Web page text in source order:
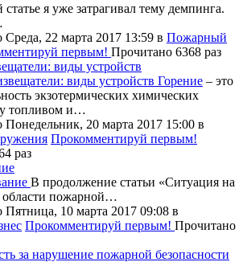
я уже затрагивал тему демпинга.
22 марта 2017 13:59 в Пожарный
первым! Прочитано 6368 раз
виды устройств
Горение – это
экзотермических химических
топливом и…
20 марта 2017 15:00 в
Прокомментируй первым!
раз
В продолжение статьи «Ситуация на
области пожарной…
10 марта 2017 09:08 в
Прокомментируй первым! Прочитано
за нарушение пожарной безопасности